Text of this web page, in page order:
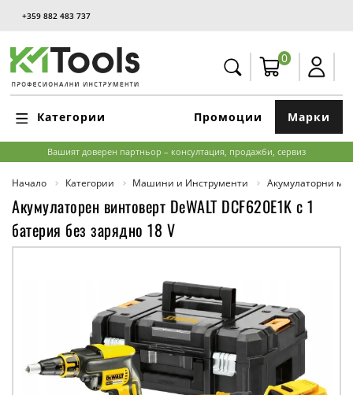
+359 882 483 737
0
Категории Марки
Промоции
Вашият доверен партньор – консултация, продажби, сервиз
Начало Категории Машини и Инструменти Акумулаторни
Акумулаторен винтоверт DeWALT DCF620E1K с 1
батерия без заряднo 18 V